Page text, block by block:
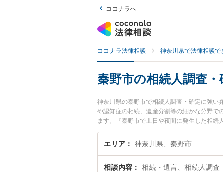
ココナラへ
ココナラ法律相談 神奈川県で法律相談で
秦野市の相続人調査
神奈川県の秦野市で相続人調査・確定に強い
や認知症の相続、遺産分割等の細かな分野で
ます。『秦野市で土日や夜間に発生した相
い』『初回相談無料で相続人調査・確定を
エリア 神奈川県、秦野市
相談内容 相続・遺言、相続人調査